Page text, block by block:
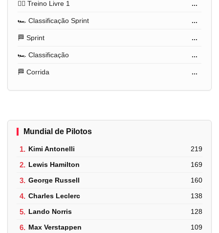
🏋️‍♂️ Treino Livre 1 ...
🏎️ Classificação Sprint ...
🏁 Sprint ...
🏎️ Classificação ...
🏁 Corrida ...
Mundial de Pilotos
1. Kimi Antonelli 219
2. Lewis Hamilton 169
3. George Russell 160
4. Charles Leclerc 138
5. Lando Norris 128
6. Max Verstappen 109